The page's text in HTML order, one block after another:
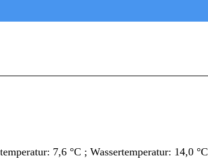
7,6 °C ; Wassertemperatur: 14,0 °C